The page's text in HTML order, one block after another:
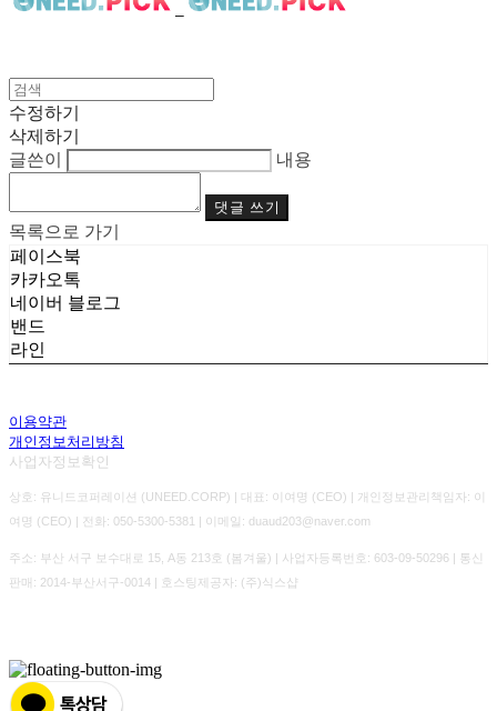
수정하기
삭제하기
글쓴이
내용
댓글 쓰기
목록으로 가기
페이스북
카카오톡
네이버 블로그
밴드
라인
이용약관
개인정보처리방침
사업자정보확인
상호: 유니드코퍼레이션 (UNEED.CORP) | 대표: 이여명 (CEO) | 개인정보관리책임자: 이
여명 (CEO) | 전화: 050-5300-5381 | 이메일: duaud203@naver.com
주소: 부산 서구 보수대로 15, A동 213호 (봄겨울) | 사업자등록번호: 603-09-50296 | 통신
판매: 2014-부산서구-0014 | 호스팅제공자: (주)식스샵